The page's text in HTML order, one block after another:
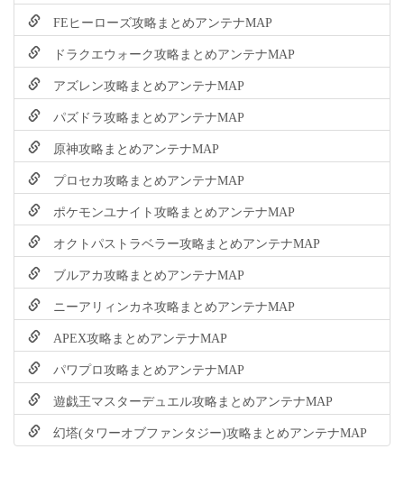
FEヒーローズ攻略まとめアンテナMAP
ドラクエウォーク攻略まとめアンテナMAP
アズレン攻略まとめアンテナMAP
パズドラ攻略まとめアンテナMAP
原神攻略まとめアンテナMAP
プロセカ攻略まとめアンテナMAP
ポケモンユナイト攻略まとめアンテナMAP
オクトパストラベラー攻略まとめアンテナMAP
ブルアカ攻略まとめアンテナMAP
ニーアリィンカネ攻略まとめアンテナMAP
APEX攻略まとめアンテナMAP
パワプロ攻略まとめアンテナMAP
遊戯王マスターデュエル攻略まとめアンテナMAP
幻塔(タワーオブファンタジー)攻略まとめアンテナMAP